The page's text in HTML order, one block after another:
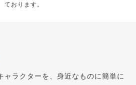
ております。
ャラクターを、身近なものに簡単に